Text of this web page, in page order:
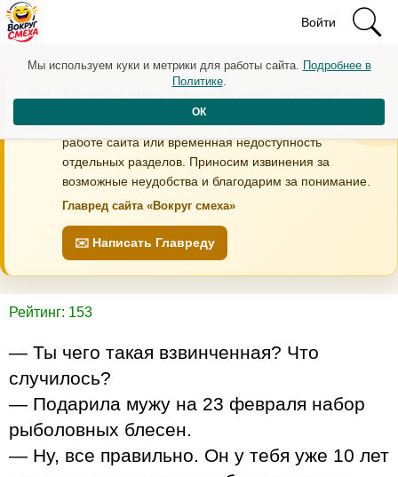
Войти
Сегодня проводятся технические работы
В течение дня возможны кратковременные перебои в
работе сайта или временная недоступность
отдельных разделов. Приносим извинения за
возможные неудобства и благодарим за понимание.
Главред сайта «Вокруг смеха»
✉️ Написать Главреду
Рейтинг: 153
— Ты чего такая взвинченная? Что
случилось?
— Подарила мужу на 23 февраля набор
рыболовных блесен.
— Ну, все правильно. Он у тебя уже 10 лет
Мы используем куки и метрики для работы сайта. Подробнее в
Политике.
ОК